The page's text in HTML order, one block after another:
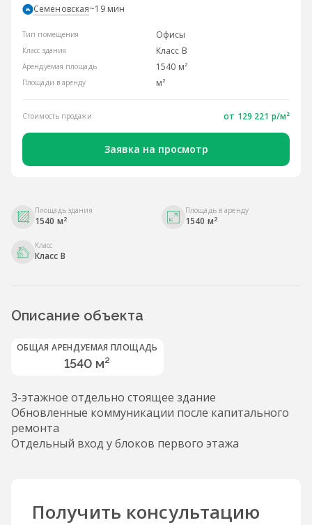
Семеновская~19 мин
Тип помещения Офисы
Класс здания Класс B
Арендуемая площадь 1540 м²
Площади в аренду м²
Стоимость продажи от 129 221 р/м²
Заявка на просмотр
Площадь здания
1540 м2
Площадь в аренду
1540 м2
Класс
Класс B
Описание объекта
ОБЩАЯ АРЕНДУЕМАЯ ПЛОЩАДЬ
1540 м²
3-этажное отдельно стоящее здание
Обновленные коммуникации после капитального
ремонта
Отдельный вход у блоков первого этажа
Получить консультацию